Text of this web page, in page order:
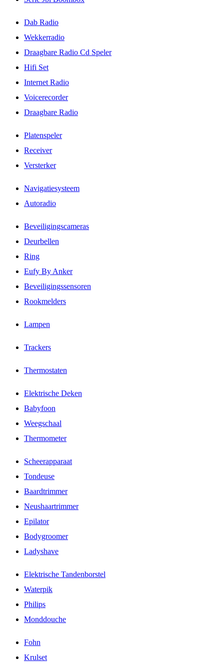
Dab Radio
Wekkerradio
Draagbare Radio Cd Speler
Hifi Set
Internet Radio
Voicerecorder
Draagbare Radio
Platenspeler
Receiver
Versterker
Navigatiesysteem
Autoradio
Beveiligingscameras
Deurbellen
Ring
Eufy By Anker
Beveiligingssensoren
Rookmelders
Lampen
Trackers
Thermostaten
Elektrische Deken
Babyfoon
Weegschaal
Thermometer
Scheerapparaat
Tondeuse
Baardtrimmer
Neushaartrimmer
Epilator
Bodygroomer
Ladyshave
Elektrische Tandenborstel
Waterpik
Philips
Monddouche
Fohn
Krulset